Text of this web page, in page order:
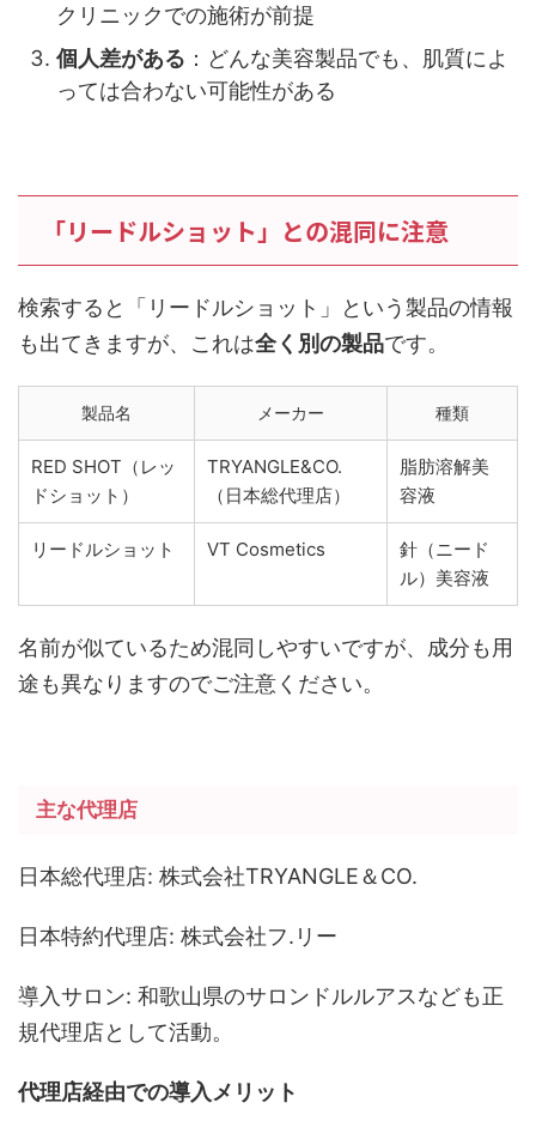
クリニックでの施術が前提
個人差がある ：どんな美容製品でも、肌質によ
っては合わない可能性がある
「リードルショット」との混同に注意
検索すると「リードルショット」という製品の情報
も出てきますが、これは全く別の製品です。
製品名 メーカー 種類
RED SHOT（レッ
ドショット）
TRYANGLE&CO.
（日本総代理店）
脂肪溶解美
容液
リードルショット VT Cosmetics
針（ニード
ル）美容液
名前が似ているため混同しやすいですが、成分も用
途も異なりますのでご注意ください。
主な代理店
日本総代理店: 株式会社TRYANGLE＆CO.
日本特約代理店: 株式会社フ.リー
導入サロン: 和歌山県のサロンドルルアスなども正
規代理店として活動。
代理店経由での導入メリット